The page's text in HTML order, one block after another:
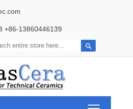
+86-13860446139
